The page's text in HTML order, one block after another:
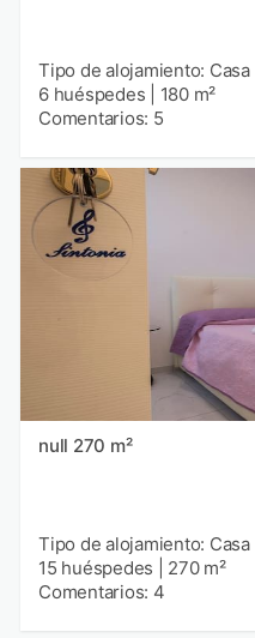
Tipo de alojamiento: Casa
6 huéspedes
180 m²
Comentarios: 5
null 270 m²
Tipo de alojamiento: Casa
15 huéspedes
270 m²
Comentarios: 4